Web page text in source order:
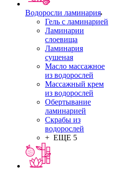
Водоросли ламинария
Гель с ламинарией
Ламинарии
слоевища
Ламинария
сушеная
Масло массажное
из водорослей
Массажный крем
из водорослей
Обертывание
ламинарией
Скрабы из
водорослей
+ ЕЩЕ 5